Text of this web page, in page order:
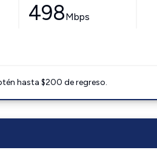
498Mbps
hasta $200 de regreso.